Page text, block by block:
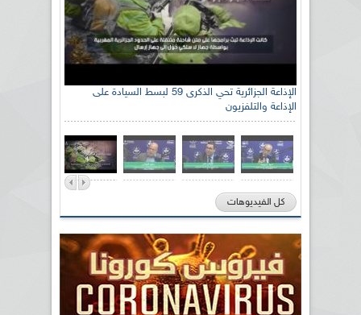
الإذاعة الجزائرية تحي الذكرى 59 لبسط السيادة على
الإذاعة والتلفزيون
كل الفيديوهات